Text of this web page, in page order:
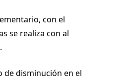
con el
se realiza con al
de disminución en el